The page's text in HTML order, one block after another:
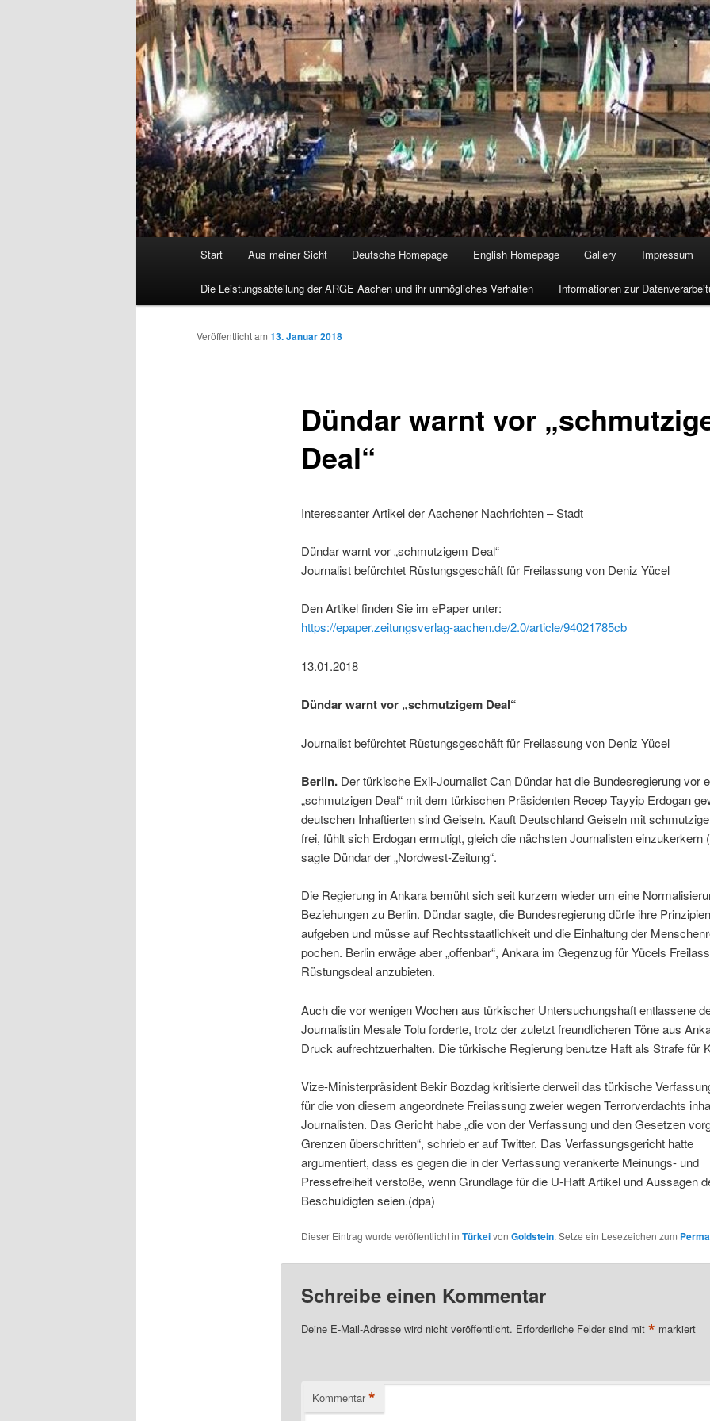
Start Aus meiner Sicht Deutsche Homepage English Homepage Gallery Impressum
Die Leistungsabteilung der ARGE Aachen und ihr unmögliches Verhalten Informationen zur
Dündar warnt vor
Deal“
Veröffentlicht am 13. Januar 2018
Interessanter Artikel der Aachener Nachrichten – Stadt
Dündar warnt vor „schmutzigem Deal“
Journalist befürchtet Rüstungsgeschäft für Freilassung von Deniz Yücel
Den Artikel finden Sie im ePaper unter:
https://epaper.zeitungsverlag-aachen.de/2.0/article/94021785cb
13.01.2018
Dündar warnt vor „schmutzigem Deal“
Journalist befürchtet Rüstungsgeschäft für Freilassung von Deniz Yücel
Berlin.Der türkische Exil-Journalist Can Dündar hat die Bundesregierung vor
„schmutzigen Deal“ mit dem türkischen Präsidenten Recep Tayyip Erdogan
deutschen Inhaftierten sind Geiseln. Kauft Deutschland Geiseln mit
frei, fühlt sich Erdogan ermutigt, gleich die nächsten Journalisten einzukerkern
sagte Dündar der „Nordwest-Zeitung“.
Die Regierung in Ankara bemüht sich seit kurzem wieder um eine
Beziehungen zu Berlin. Dündar sagte, die Bundesregierung dürfe ihre
aufgeben und müsse auf Rechtsstaatlichkeit und die Einhaltung der
pochen. Berlin erwäge aber „offenbar“, Ankara im Gegenzug für Yücels
Rüstungsdeal anzubieten.
Auch die vor wenigen Wochen aus türkischer Untersuchungshaft entlassene
Journalistin Mesale Tolu forderte, trotz der zuletzt freundlicheren Töne aus
Druck aufrechtzuerhalten. Die türkische Regierung benutze Haft als Strafe für
Vize-Ministerpräsident Bekir Bozdag kritisierte derweil das türkische
für die von diesem angeordnete Freilassung zweier wegen Terrorverdachts
Journalisten. Das Gericht habe „die von der Verfassung und den Gesetzen
Grenzen überschritten“, schrieb er auf Twitter. Das Verfassungsgericht hatte
argumentiert, dass es gegen die in der Verfassung verankerte Meinungs- und
Pressefreiheit verstoße, wenn Grundlage für die U-Haft Artikel und Aussagen
Beschuldigten seien.(dpa)
Dieser Eintrag wurde veröffentlicht in Türkeivon Goldstein. Setze ein Lesezeichen zum
Schreibe einen Kommentar
Deine E-Mail-Adresse wird nicht veröffentlicht. Erforderliche Felder sind mit * markiert
Kommentar *